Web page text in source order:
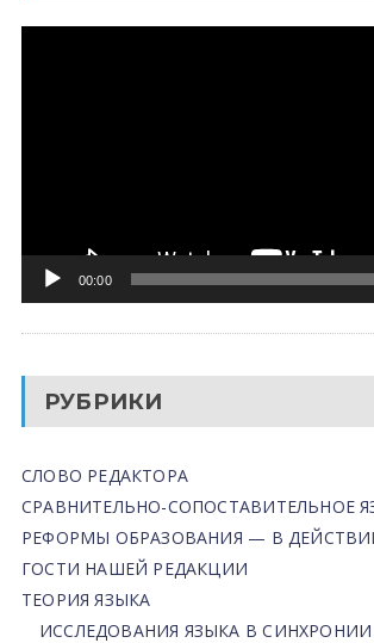
00:00
РУБРИКИ
СЛОВО РЕДАКТОРА
СРАВНИТЕЛЬНО-СОПОСТАВИТЕЛЬНОЕ
РЕФОРМЫ ОБРАЗОВАНИЯ — В
ГОСТИ НАШЕЙ РЕДАКЦИИ
ТЕОРИЯ ЯЗЫКА
ИССЛЕДОВАНИЯ ЯЗЫКА В